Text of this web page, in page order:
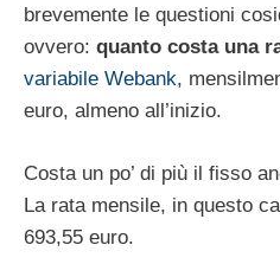
brevemente le questioni
ovvero: quanto costa una
variabile Webank,
euro, almeno all’inizio.
Costa un po’ di più il fisso
La rata mensile, in questo
693,55 euro.